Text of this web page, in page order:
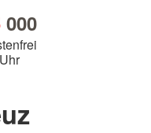
000